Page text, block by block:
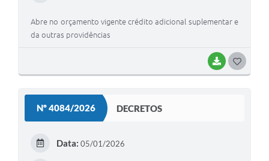
BAIXAR
Abre no orçamento vigente crédito adicional suplementar e
da outras providências
Nº 4084/2026 DECRETOS
Data: 05/01/2026